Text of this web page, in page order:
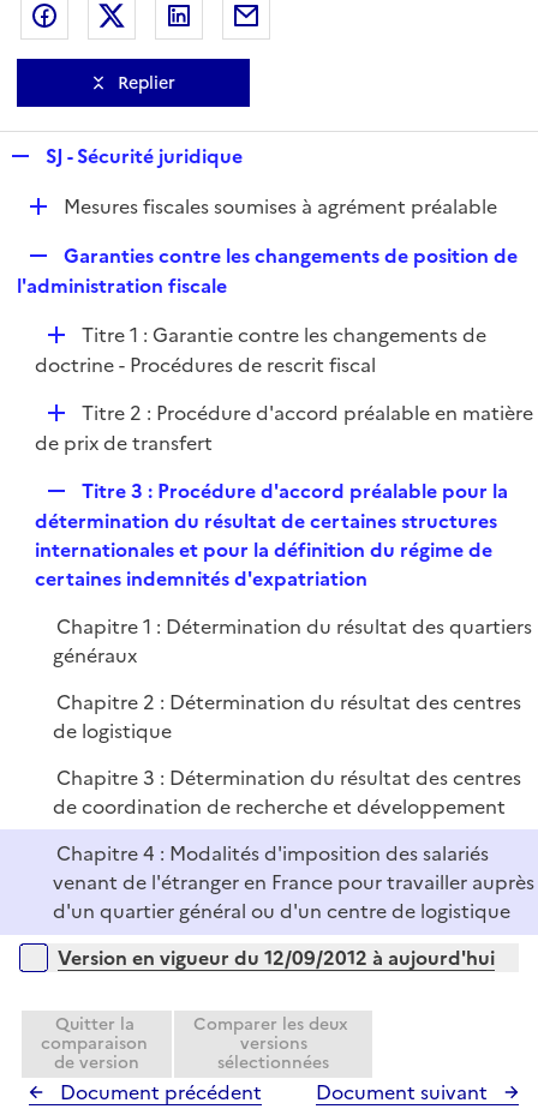
Partager sur Facebook
Partager sur Twitter
Partager sur LinkedIn
Replier
p
e
SJ - Sécurité juridique
D
p
l
i
e
r
Mesures fiscales soumises à agrément préalable
e
l
i
e
r
Garanties contre les changements de position de
l'administration fiscale
D
é
i
Titre 1 : Garantie contre les changements de
doctrine - Procédures de rescrit fiscal
D
é
i
e
r
Titre 2 : Procédure d'accord préalable en matière
de prix de transfert
e
p
l
e
r
Titre 3 : Procédure d'accord préalable pour la
détermination du résultat de certaines structures
internationales et pour la définition du régime de
certaines indemnités d'expatriation
Chapitre 1 : Détermination du résultat des quartiers
généraux
Chapitre 2 : Détermination du résultat des centres
de logistique
Chapitre 3 : Détermination du résultat des centres
de coordination de recherche et développement
Chapitre 4 : Modalités d'imposition des salariés
venant de l'étranger en France pour travailler auprès
d'un quartier général ou d'un centre de logistique
Versions sur la période
Version en vigueur du 12/09/2012 à aujourd'hui
Quitter la
comparaison
de version
Comparer les deux
versions
sélectionnées
Document précédent Document suivant